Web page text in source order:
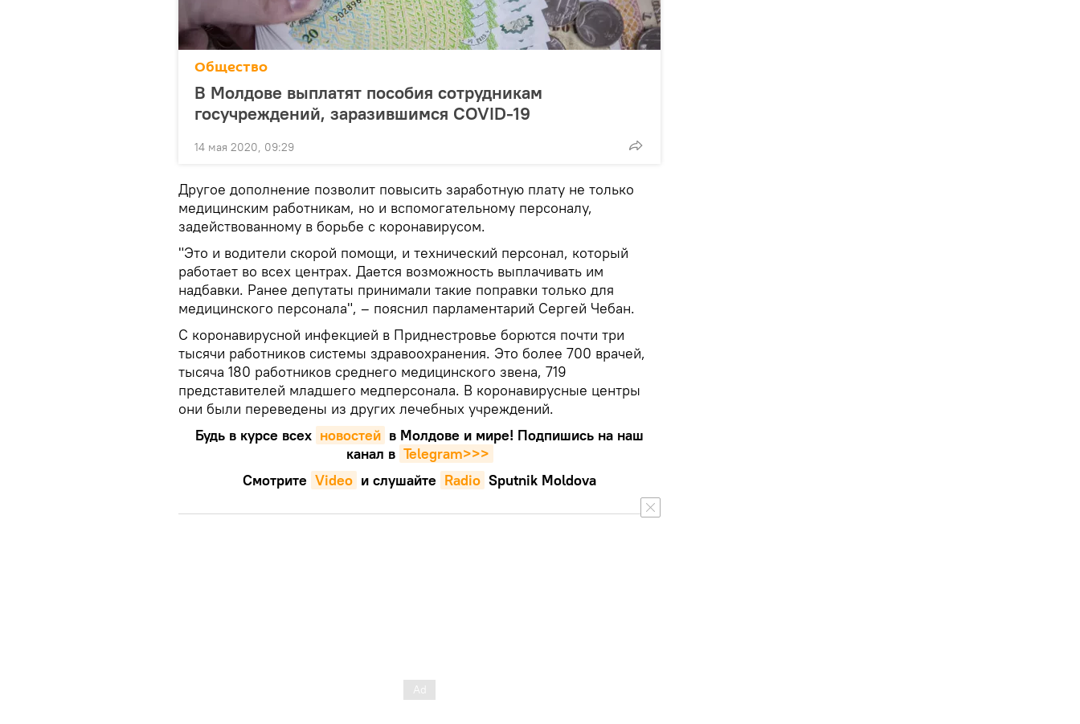
Общество
В Молдове выплатят пособия сотрудникам
госучреждений, заразившимся COVID-19
14 мая 2020, 09:29
Другое дополнение позволит повысить заработную плату не только
медицинским работникам, но и вспомогательному персоналу,
задействованному в борьбе с коронавирусом.
"Это и водители скорой помощи, и технический персонал, который
работает во всех центрах. Дается возможность выплачивать им
надбавки. Ранее депутаты принимали такие поправки только для
медицинского персонала", – пояснил парламентарий Сергей Чебан.
С коронавирусной инфекцией в Приднестровье борются почти три
тысячи работников системы здравоохранения. Это более 700 врачей,
тысяча 180 работников среднего медицинского звена, 719
представителей младшего медперсонала. В коронавирусные центры
они были переведены из других лечебных учреждений.
Будь в курсе всех новостей в Молдове и мире! Подпишись на наш
канал в Telegram>>>
Смотрите Video и слушайте Radio Sputnik Moldova